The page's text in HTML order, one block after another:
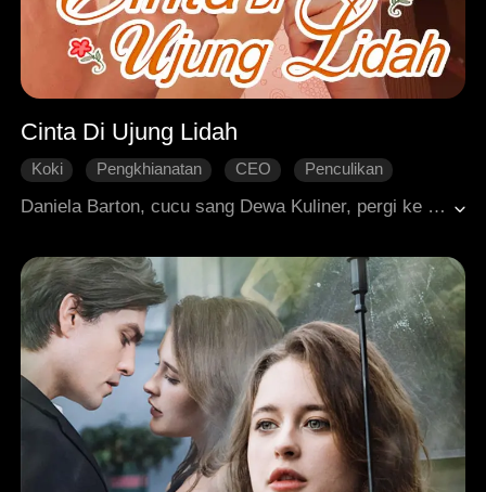
Cinta Di Ujung Lidah
Koki Pengkhianatan CEO
Penculikan
Daniela Barton, cucu sang Dewa Kuliner, pergi ke kota untuk menguji kemampuannya. Awalnya, ia diejek sebagai "kampungan" oleh orang kota. Namun dengan bakat masaknya yang luar biasa, Daniela berhasil membungkam semua yang meremehkannya dan merebut gelar Dewa Kuliner baru.<br>Tak disangka, perjalanannya tak hanya tentang masakan ... di tengah kesuksesannya, Daniela juga menemukan cinta sejati yang tak terduga! Akankah Daniela mempertahankan gelarnya sambil merawat cinta barunya?